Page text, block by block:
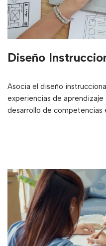
Diseño
Asocia el diseño
experiencias de
desarrollo de competencias